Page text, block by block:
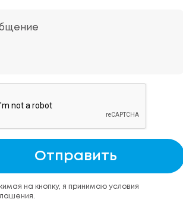
Отправить
на кнопку, я принимаю условия